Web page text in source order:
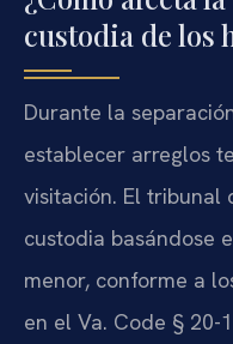
custodia de los
Durante la
establecer arreglos
visitación. El tribunal
custodia basándose
menor, conforme a
en el Va. Code § 20-